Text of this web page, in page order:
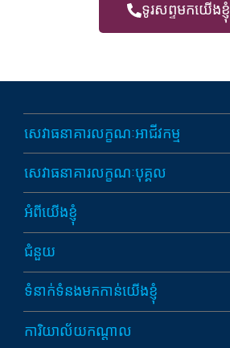
ទូរសព្ទមកយើងខ្ញុំ
សេវាធនាគារលក្ខណៈអាជីវកម្ម
សេវាធនាគារលក្ខណៈបុគ្គល
អំពីយើងខ្ញុំ
ជំនួយ
ទំនាក់ទំនងមកកាន់យើងខ្ញុំ
ការិយាល័យកណ្តាល